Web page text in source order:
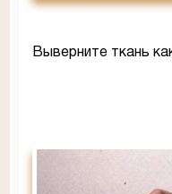
Выверните ткань